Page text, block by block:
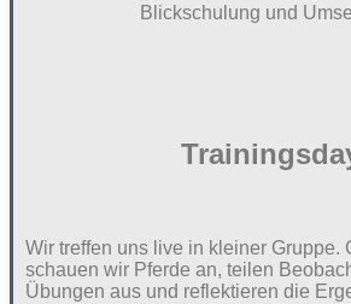
Blickschulung und
Wir treffen uns live in kleiner Gruppe.
schauen wir Pferde an, teilen
Übungen aus und reflektieren die